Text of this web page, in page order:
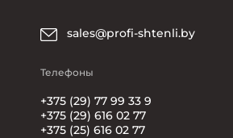
sales@profi-shtenli.by
Телефоны
+375 (29) 77 99 33 9
+375 (29) 616 02 77
+375 (25) 616 02 77